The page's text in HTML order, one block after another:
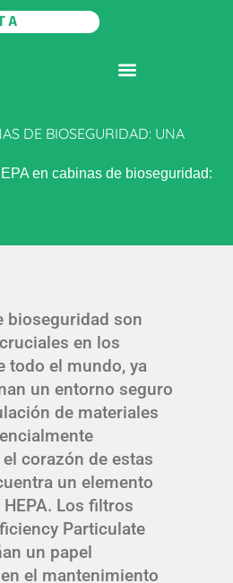
DE BIOSEGURIDAD: UNA
en cabinas de bioseguridad:
bioseguridad son
en los
todo el mundo, ya
un entorno seguro
de materiales
corazón de estas
un elemento
Los filtros
Particulate
un papel
el mantenimiento